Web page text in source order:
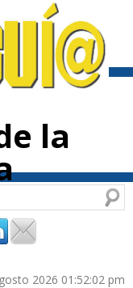
la
2026 01:52:02 pm